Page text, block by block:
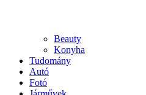
Beauty
Konyha
Tudomány
Autó
Fotó